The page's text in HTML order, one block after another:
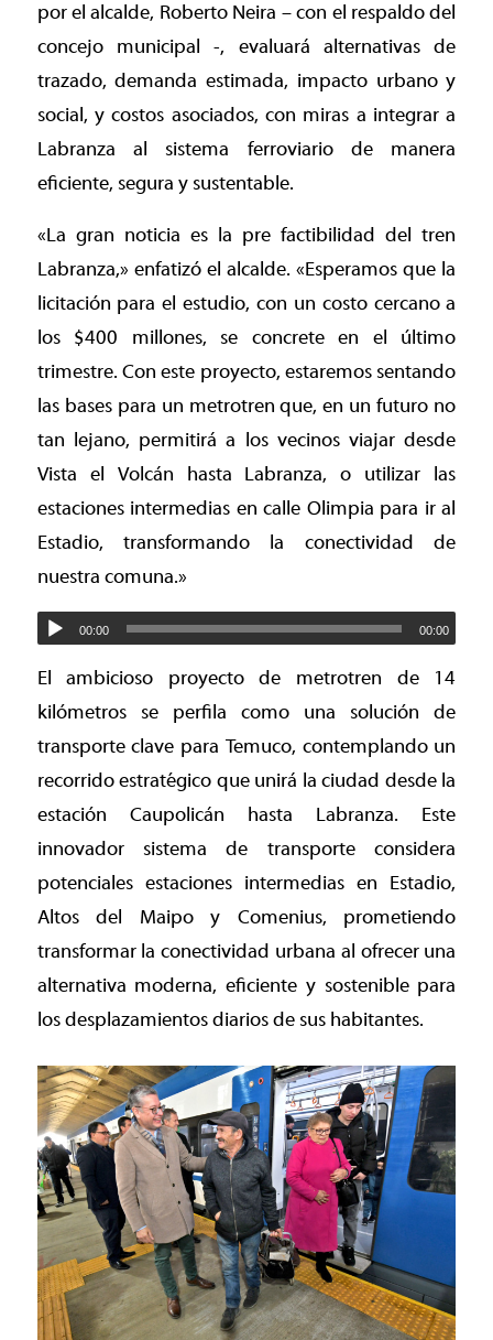
por el alcalde, Roberto Neira – con el respaldo del
concejo municipal -, evaluará alternativas de
trazado, demanda estimada, impacto urbano y
social, y costos asociados, con miras a integrar a
Labranza al sistema ferroviario de manera
eficiente, segura y sustentable.
«La gran noticia es la pre factibilidad del tren
Labranza,» enfatizó el alcalde. «Esperamos que la
licitación para el estudio, con un costo cercano a
los $400 millones, se concrete en el último
trimestre. Con este proyecto, estaremos sentando
las bases para un metrotren que, en un futuro no
tan lejano, permitirá a los vecinos viajar desde
Vista el Volcán hasta Labranza, o utilizar las
estaciones intermedias en calle Olimpia para ir al
Estadio, transformando la conectividad de
nuestra comuna.»
00:00 00:00
El ambicioso proyecto de metrotren de 14
kilómetros se perfila como una solución de
transporte clave para Temuco, contemplando un
recorrido estratégico que unirá la ciudad desde la
estación Caupolicán hasta Labranza. Este
innovador sistema de transporte considera
potenciales estaciones intermedias en Estadio,
Altos del Maipo y Comenius, prometiendo
transformar la conectividad urbana al ofrecer una
alternativa moderna, eficiente y sostenible para
los desplazamientos diarios de sus habitantes.